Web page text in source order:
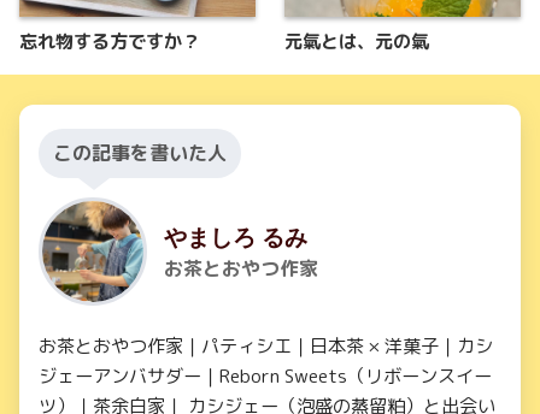
忘れ物する方ですか？ 元氣とは、元の氣
この記事を書いた人
やましろ るみ
お茶とおやつ作家
お茶とおやつ作家｜パティシエ｜日本茶 × 洋菓子｜カシ
ジェーアンバサダー｜Reborn Sweets（リボーンスイー
ツ）｜茶余白家｜ カシジェー（泡盛の蒸留粕）と出会い